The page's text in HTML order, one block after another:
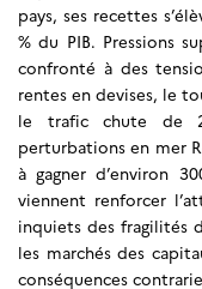
pays, ses recettes
% du PIB. Pressions
confronté à des
rentes en devises, le
le trafic chute de
perturbations en mer
à gagner d’environ
viennent renforcer
inquiets des fragilités
les marchés des
conséquences